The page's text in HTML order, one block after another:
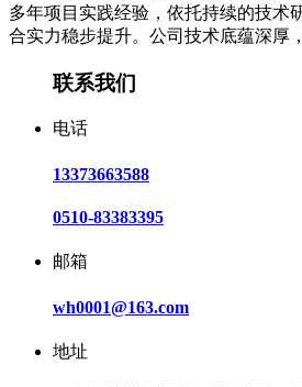
多年项目实践经验，依托持续的技术
合实力稳步提升。公司技术底蕴深厚
联系我们
电话
13373663588
0510-83383395
邮箱
wh0001@163.com
地址